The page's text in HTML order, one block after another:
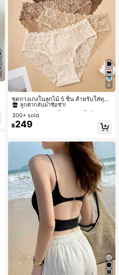
6
ชุดกางเกงในลูกไม้ 5 ชิ้น สำหรับใส่ทุกวั
น
#1 ขายดี
ลูกค้ากลับมาซื้อซ้ำ!
#1 ขายดี
ลูกค้ากลับมาซื้อซ้ำ!
#1 ขายดี
ลูกค้ากลับมาซื้อซ้ำ!
#1 ขายดี
300+ sold
฿249